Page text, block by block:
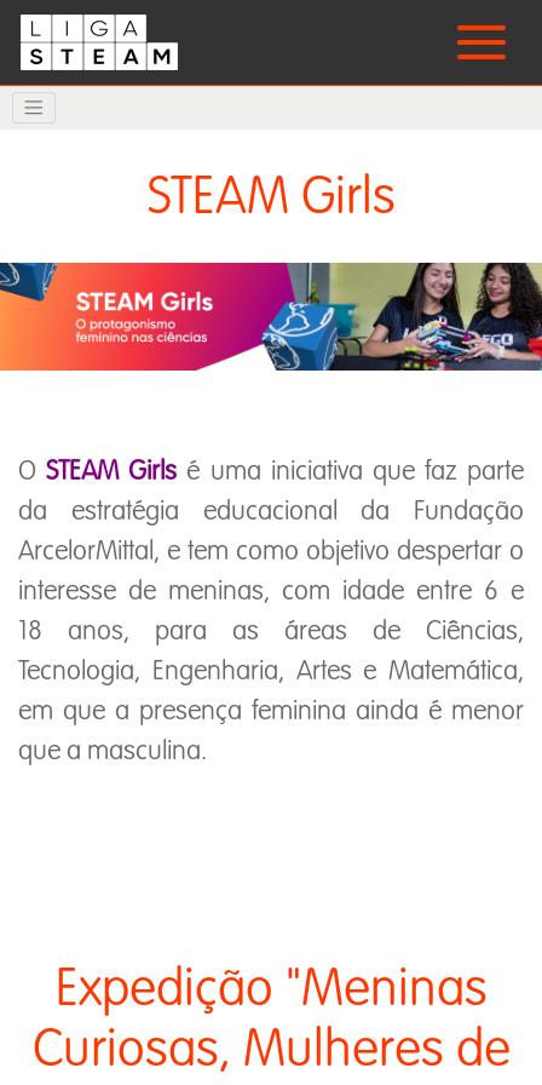
STEAM Girls
OSTEAM Girls é uma iniciativa que faz parte
da estratégia educacional da Fundação
ArcelorMittal, e tem como objetivo despertar o
interesse de meninas, com idade entre 6 e
18 anos, para as áreas de Ciências,
Tecnologia, Engenharia, Artes e Matemática,
em que a presença feminina ainda é menor
que a masculina.
Expedição "Meninas
Curiosas, Mulheres de